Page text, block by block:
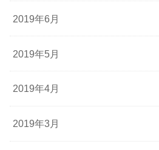
2019年6月
2019年5月
2019年4月
2019年3月